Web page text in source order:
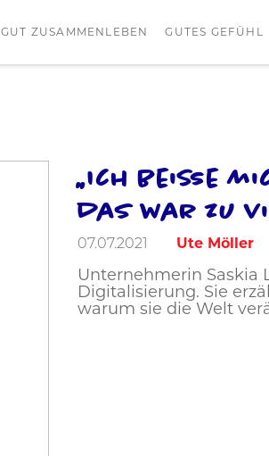
GUT ZUSAMMENLEBEN GUTES GEFÜHL
„Ich beiße
das war zu
07.07.2021 Ute Möller
Unternehmerin Saskia
Digitalisierung. Sie
warum sie die Welt